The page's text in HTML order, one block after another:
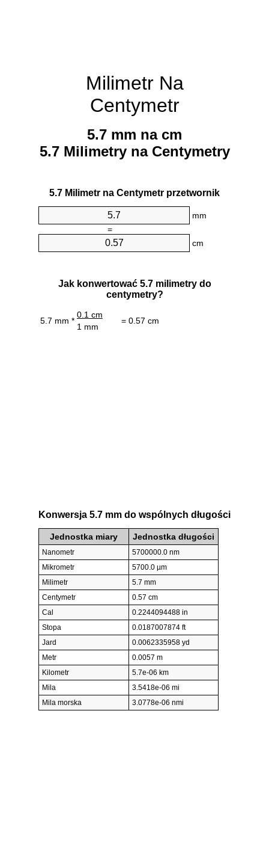
Milimetr Na
Centymetr
5.7 mm na cm
5.7 Milimetry na Centymetry
5.7 Milimetr na Centymetr przetwornik
mm
=
cm
Jak konwertować 5.7 milimetry do
centymetry?
5.7 mm *
0.1 cm
= 0.57 cm
1 mm
Konwersja 5.7 mm do wspólnych długości
Jednostka miary Jednostka długości
Nanometr
5700000.0 nm
Mikrometr
5700.0 µm
Milimetr
5.7 mm
Centymetr
0.57 cm
Cal
0.2244094488 in
Stopa
0.0187007874 ft
Jard
0.0062335958 yd
Metr
0.0057 m
Kilometr
5.7e-06 km
Mila
3.5418e-06 mi
Mila morska
3.0778e-06 nmi